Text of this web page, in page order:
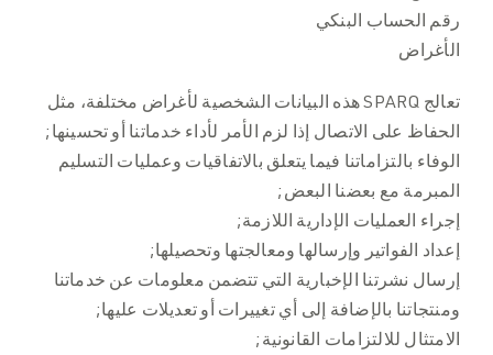
رقم الحساب البنكي
الأغراض
تعالج SPARQ هذه البيانات الشخصية لأغراض مختلفة، مثل
الحفاظ على الاتصال إذا لزم الأمر لأداء خدماتنا أو تحسينها;
الوفاء بالتزاماتنا فيما يتعلق بالاتفاقيات وعمليات التسليم
المبرمة مع بعضنا البعض;
إجراء العمليات الإدارية اللازمة;
إعداد الفواتير وإرسالها ومعالجتها وتحصيلها;
إرسال نشرتنا الإخبارية التي تتضمن معلومات عن خدماتنا
ومنتجاتنا بالإضافة إلى أي تغييرات أو تعديلات عليها;
الامتثال للالتزامات القانونية;